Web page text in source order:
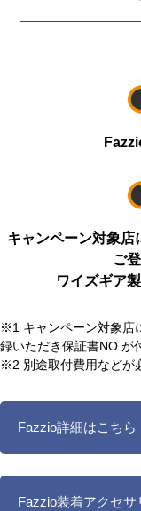
キャンペーン対象店
ご
ワイズギア
※1 キャンペーン対象店
録いただき保証書NO.が
※2 別途取付費用などが
Fazzio詳細はこちら
Fazzio装着アクセサ